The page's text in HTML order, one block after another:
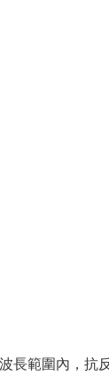
長範圍內，抗